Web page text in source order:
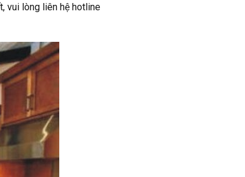
vui lòng liên hệ hotline